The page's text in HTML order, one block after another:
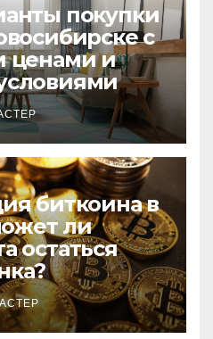
покупки
с
ценами и
биткоина в
ли
остаться